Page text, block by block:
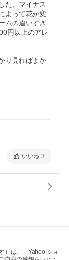
た。マイナス
よって花が変
ムの違いすぎ
円以上のアレ
り見ればよか
いいね 3
）は、「Yahoo!ショ